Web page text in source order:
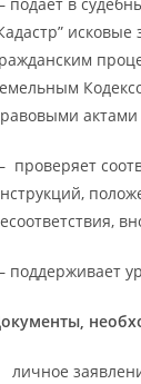
актами
проверяет
поддерживает
личное